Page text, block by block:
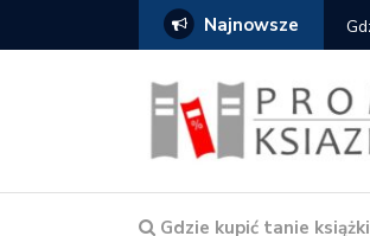
Najnowsze
Gdzie kupić tanie książki